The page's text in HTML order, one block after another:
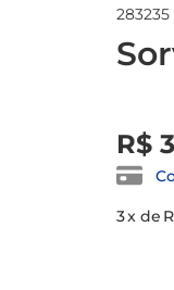
283235
R$
3x de